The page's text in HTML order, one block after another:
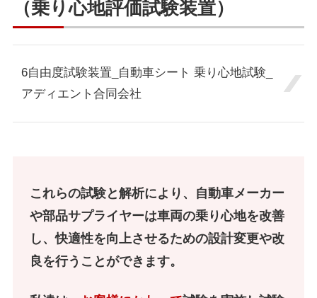
（乗り心地評価試験装置）
6自由度試験装置_自動車シート 乗り心地試験_
アディエント合同会社
これらの試験と解析により、自動車メーカー
や部品サプライヤーは車両の乗り心地を改善
し、快適性を向上させるための設計変更や改
良を行うことができます。